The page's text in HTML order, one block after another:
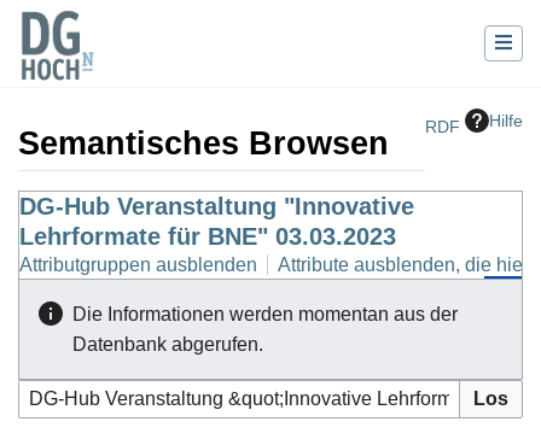
RDF Hilfe
Semantisches Browsen
Wechseln zu:Navigation,Suche
DG-Hub Veranstaltung "Innovative
Lehrformate für BNE" 03.03.2023
Attributgruppen ausblenden Attribute ausblenden, die
Die Informationen werden momentan aus der
Datenbank abgerufen.